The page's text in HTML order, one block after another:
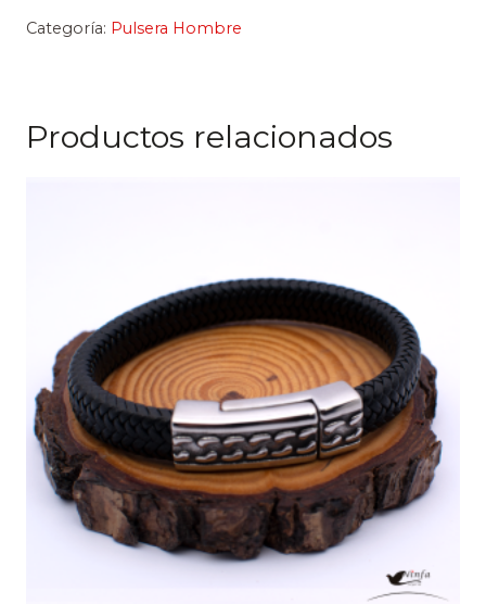
cantidad
Categoría: Pulsera Hombre
Productos relacionados